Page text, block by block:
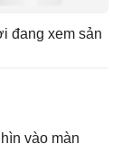
đang xem sản
vào màn